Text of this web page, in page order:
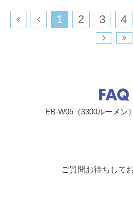
​1 ​2 ​3 ​4
EB-W05（3300ルーメン
ご質問お待ちして